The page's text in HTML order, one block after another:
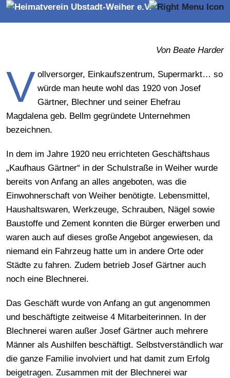
der Schulstraße in Weiher
Von Beate Harder
V ollversorger, Einkaufszentrum, Supermarkt… so
würde man heute wohl das 1920 von Josef
Gärtner, Blechner und seiner Ehefrau
Magdalena geb. Bellm gegründete Unternehmen
bezeichnen.
In dem im Jahre 1920 neu errichteten Geschäftshaus
„Kaufhaus Gärtner“ in der Schulstraße in Weiher wurde
bereits von Anfang an alles angeboten, was die
Einwohnerschaft von Weiher benötigte. Lebensmittel,
Haushaltswaren, Werkzeuge, Schrauben, Nägel sowie
Baustoffe und Zement konnten die Bürger erwerben und
waren auch auf dieses große Angebot angewiesen, da
niemand ein Fahrzeug hatte um in andere Orte oder
Städte zu fahren. Zudem betrieb Josef Gärtner auch
noch eine Blechnerei.
Das Geschäft wurde von Anfang an gut angenommen
und beschäftigte zeitweise 4 Mitarbeiterinnen. In der
Blechnerei waren außer Josef Gärtner auch mehrere
Männer als Aushilfen beschäftigt. Selbstverständlich war
die ganze Familie involviert und hat damit zum Erfolg
beigetragen. Zusammen mit der Blechnerei war